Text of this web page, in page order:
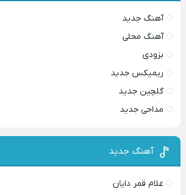
آهنگ جدید
آهنگ محلی
بزودی
ریمیکس جدید
گلچین جدید
مداحی جدید
آهنگ جدید
غلام قمر دایان